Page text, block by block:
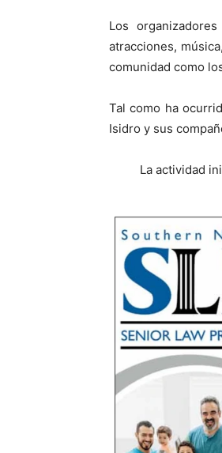
Los
atracciones,
comunidad como
Tal como ha
Isidro y sus
La actividad